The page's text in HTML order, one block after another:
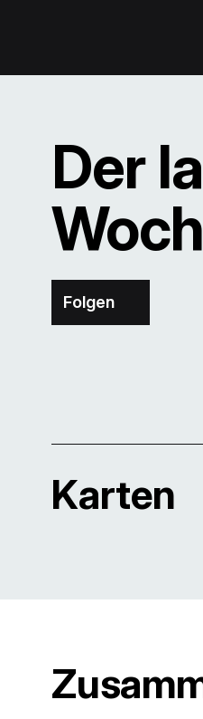
Der
Folgen
Karten